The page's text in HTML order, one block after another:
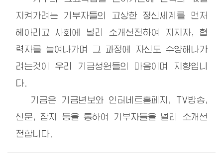
지켜가려는 기부자들의 고상한 정신세계를 먼저
헤아리고 사회에 널리 소개선전하여 지지자, 협
력자를 늘여나가며 그 과정에 자신도 수양해나가
려는것이 우리 기금성원들의 마음이며 지향입니
다.
기금은 기금년보와 인터네트홈페지, TV방송,
신문, 잡지 등을 통하여 기부자들을 널리 소개선
전합니다.